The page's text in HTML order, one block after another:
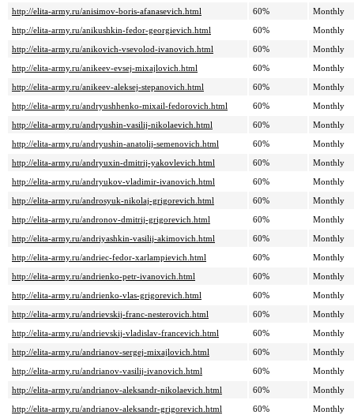
http://elita-army.ru/anisimov-boris-afanasevich.html
60%
Monthly
http://elita-army.ru/anikushkin-fedor-georgievich.html
60%
Monthly
http://elita-army.ru/anikovich-vsevolod-ivanovich.html
60%
Monthly
http://elita-army.ru/anikeev-evsej-mixajlovich.html
60%
Monthly
http://elita-army.ru/anikeev-aleksej-stepanovich.html
60%
Monthly
http://elita-army.ru/andryushhenko-mixail-fedorovich.html
60%
Monthly
http://elita-army.ru/andryushin-vasilij-nikolaevich.html
60%
Monthly
http://elita-army.ru/andryushin-anatolij-semenovich.html
60%
Monthly
http://elita-army.ru/andryuxin-dmitrij-yakovlevich.html
60%
Monthly
http://elita-army.ru/andryukov-vladimir-ivanovich.html
60%
Monthly
http://elita-army.ru/androsyuk-nikolaj-grigorevich.html
60%
Monthly
http://elita-army.ru/andronov-dmitrij-grigorevich.html
60%
Monthly
http://elita-army.ru/andriyashkin-vasilij-akimovich.html
60%
Monthly
http://elita-army.ru/andriec-fedor-xarlampievich.html
60%
Monthly
http://elita-army.ru/andrienko-petr-ivanovich.html
60%
Monthly
http://elita-army.ru/andrienko-vlas-grigorevich.html
60%
Monthly
http://elita-army.ru/andrievskij-franc-nesterovich.html
60%
Monthly
http://elita-army.ru/andrievskij-vladislav-francevich.html
60%
Monthly
http://elita-army.ru/andrianov-sergej-mixajlovich.html
60%
Monthly
http://elita-army.ru/andrianov-vasilij-ivanovich.html
60%
Monthly
http://elita-army.ru/andrianov-aleksandr-nikolaevich.html
60%
Monthly
http://elita-army.ru/andrianov-aleksandr-grigorevich.html
60%
Monthly